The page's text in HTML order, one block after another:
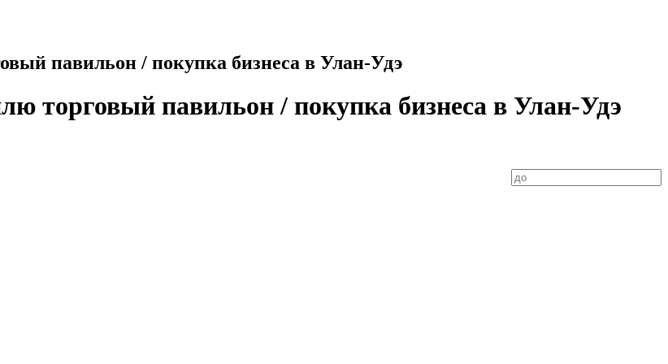
павильон / покупка бизнеса в Улан-Удэ
торговый павильон / покупка бизнеса в Улан-Удэ